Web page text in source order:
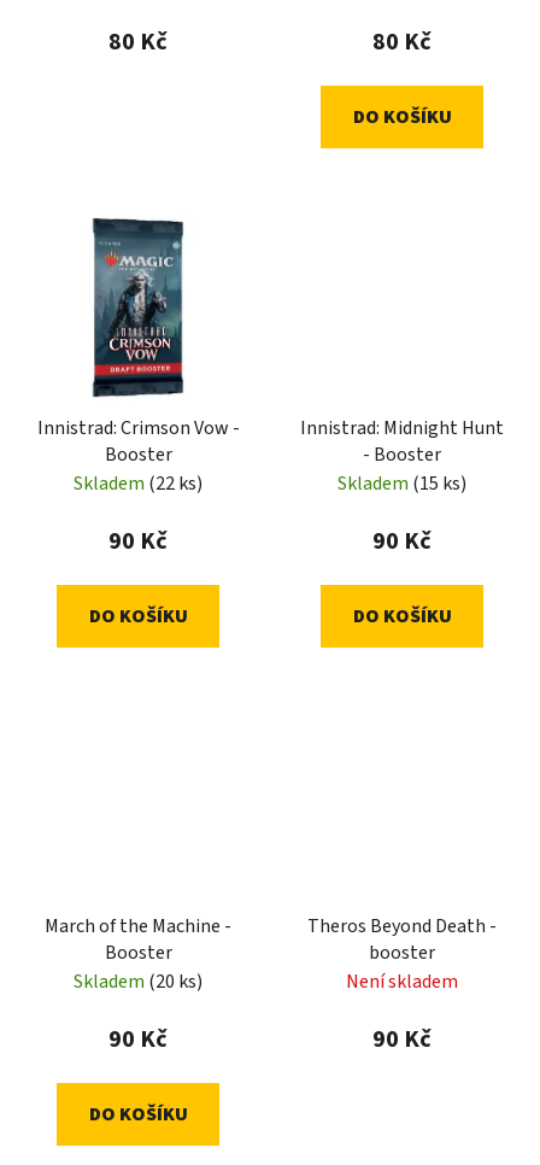
80 Kč 80 Kč
DO KOŠÍKU
Innistrad: Crimson Vow -
Booster
Skladem (22 ks)
90 Kč
DO KOŠÍKU
Innistrad: Midnight Hunt
- Booster
Skladem (15 ks)
90 Kč
DO KOŠÍKU
March of the Machine -
Booster
Skladem (20 ks)
90 Kč
DO KOŠÍKU
Theros Beyond Death -
booster
Není skladem
90 Kč